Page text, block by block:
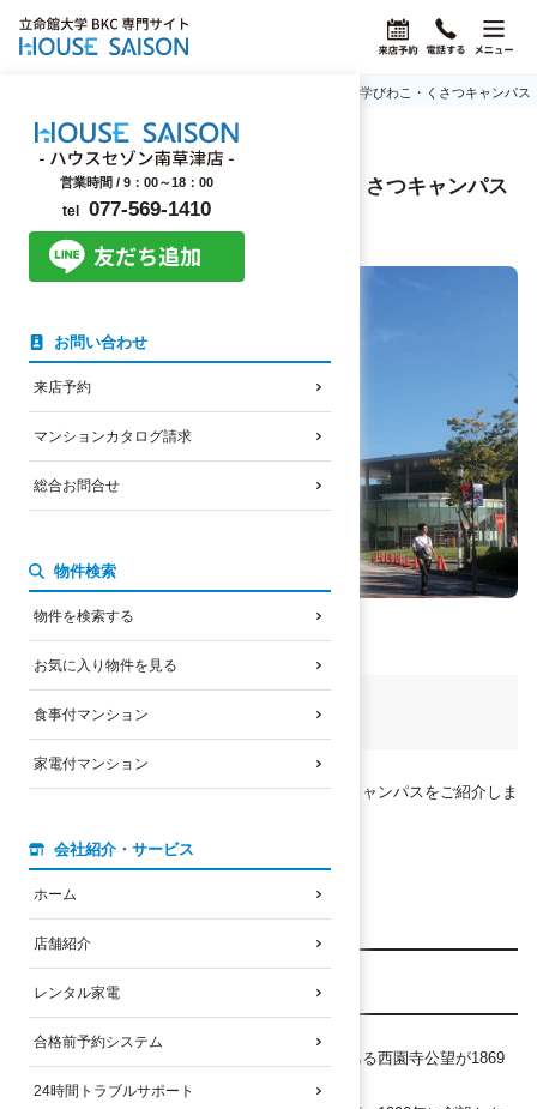
営業時間 / 9：00～18：00
tel 077-569-1410
お問い合わせ
来店予約
マンションカタログ請求
総合お問合せ
物件検索
物件を検索する
お気に入り物件を見る
食事付マンション
家電付マンション
会社紹介・サービス
ホーム
店舗紹介
レンタル家電
合格前予約システム
24時間トラブルサポート
滋賀県草津市の立命館大学びわこ・くさつキャンパス
お部屋探しコラム ｜2025年12月1日
滋賀県草津市の立命館大学びわこ・くさつキャンパス
（BKC）のご紹介
この記事の趣旨
滋賀県草津市にある立命館大学びわこ・くさつキャンパスをご紹介しま
立命館大学とは？
立命館の歴史は、近代日本の代表的な政治家である西園寺公望が1869
年に設立した